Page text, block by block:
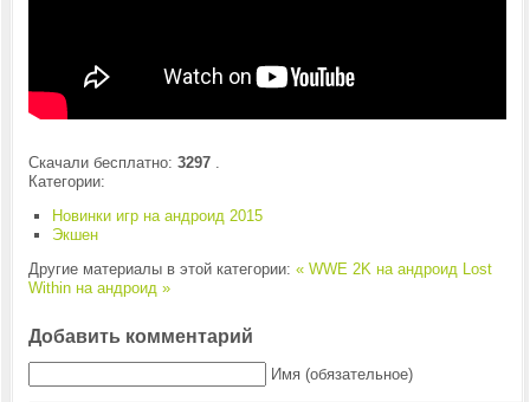
Скачали бесплатно: 3297.
Категории:
Новинки игр на андроид 2015
Экшен
Другие материалы в этой категории: « WWE 2K на андроид Lost
Within на андроид »
Добавить комментарий
Имя (обязательное)